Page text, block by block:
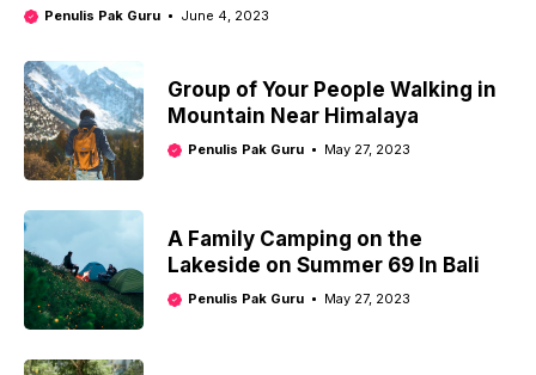
Penulis Pak Guru June 4, 2023
Group of Your People Walking in
Mountain Near Himalaya
Penulis Pak Guru May 27, 2023
A Family Camping on the
Lakeside on Summer 69 In Bali
Penulis Pak Guru May 27, 2023